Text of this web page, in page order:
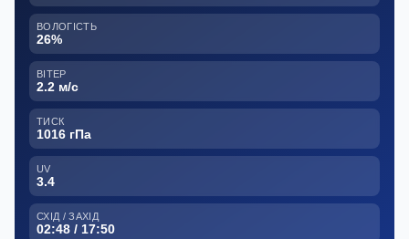
ВОЛОГІСТЬ
26%
ВІТЕР
2.2 м/с
ТИСК
1016 гПа
UV
3.4
СХІД / ЗАХІД
02:48 / 17:50